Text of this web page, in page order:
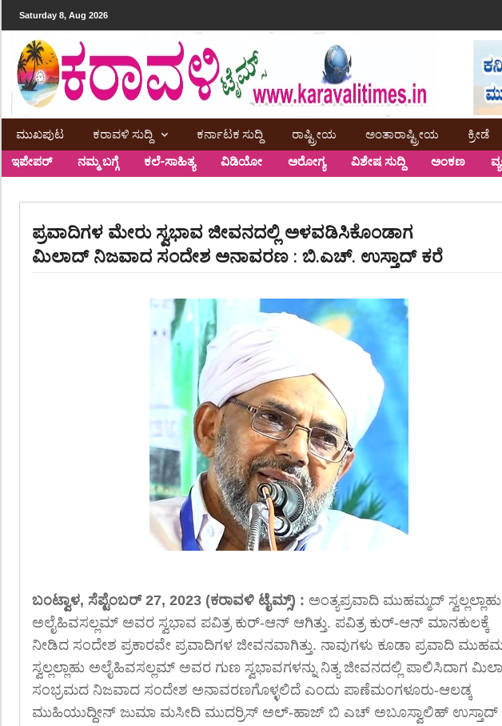
Saturday 8, Aug 2026
ಮುಖಪುಟ ಕರಾವಳಿ ಸುದ್ದಿ ಕರ್ನಾಟಕ ಸುದ್ದಿ ರಾಷ್ಟ್ರೀಯ ಅಂತಾರಾಷ್ಟ್ರೀಯ ಕ್ರೀಡೆ
ಇಪೇಪರ್ ನಮ್ಮ ಬಗ್ಗೆ ಕಲೆ-ಸಾಹಿತ್ಯ ವಿಡಿಯೋ ಅರೋಗ್ಯ ವಿಶೇಷ ಸುದ್ದಿ ಅಂಕಣ
ಪ್ರವಾದಿಗಳ ಮೇರು ಸ್ವಭಾವ ಜೀವನದಲ್ಲಿ ಅಳವಡಿಸಿಕೊಂಡಾಗ
ಮಿಲಾದ್ ನಿಜವಾದ ಸಂದೇಶ ಅನಾವರಣ : ಬಿ.ಎಚ್. ಉಸ್ತಾದ್ ಕರೆ
ಬಂಟ್ವಾಳ, ಸೆಪ್ಟೆಂಬರ್ 27, 2023 (ಕರಾವಳಿ ಟೈಮ್ಸ್) : ಅಂತ್ಯಪ್ರವಾದಿ ಮುಹಮ್ಮದ್ ಸ್ವಲ್ಲಲ್ಲಾಹು
ಅಲೈಹಿವಸಲ್ಲಮ್ ಅವರ ಸ್ವಭಾವ ಪವಿತ್ರ ಕುರ್-ಆನ್ ಆಗಿತ್ತು. ಪವಿತ್ರ ಕುರ್-ಆನ್ ಮಾನಕುಲಕ್ಕೆ
ನೀಡಿದ ಸಂದೇಶ ಪ್ರಕಾರವೇ ಪ್ರವಾದಿಗಳ ಜೀವನವಾಗಿತ್ತು. ನಾವುಗಳು ಕೂಡಾ ಪ್ರವಾದಿ
ಸ್ವಲ್ಲಲ್ಲಾಹು ಅಲೈಹಿವಸಲ್ಲಮ್ ಅವರ ಗುಣ ಸ್ವಭಾವಗಳನ್ನು ನಿತ್ಯ ಜೀವನದಲ್ಲಿ ಪಾಲಿಸಿದಾಗ
ಸಂಭ್ರಮದ ನಿಜವಾದ ಸಂದೇಶ ಅನಾವರಣಗೊಳ್ಳಲಿದೆ ಎಂದು ಪಾಣೆಮಂಗಳೂರು-ಆಲಡ್ಕ
ಮುಹಿಯುದ್ದೀನ್ ಜುಮಾ ಮಸೀದಿ ಮುದರ್ರಿಸ್ ಅಲ್-ಹಾಜ್ ಬಿ ಎಚ್ ಅಬೂಸ್ವಾಲಿಹ್ ಉಸ್ತಾದ್